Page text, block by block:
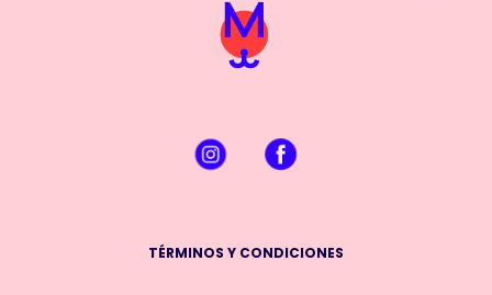
TÉRMINOS Y CONDICIONES